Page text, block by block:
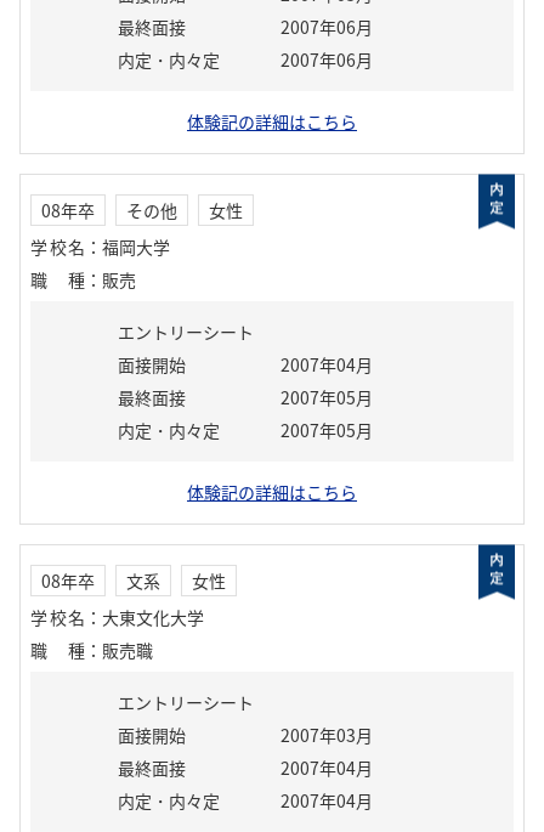
最終面接
2007年06月
内定・内々定
2007年06月
体験記の詳細はこちら
08年卒 その他
女性
学校名 ： 福岡大学
職種 ： 販売
エントリーシート
面接開始
2007年04月
最終面接
2007年05月
内定・内々定
2007年05月
体験記の詳細はこちら
08年卒 文系
女性
学校名 ： 大東文化大学
職種 ： 販売職
エントリーシート
面接開始
2007年03月
最終面接
2007年04月
内定・内々定
2007年04月